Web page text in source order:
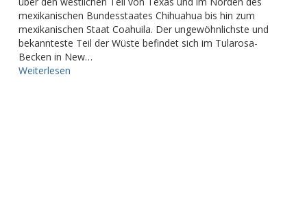
mexikanischen Bundesstaates Chihuahua bis hin zum
mexikanischen Staat Coahuila. Der ungewöhnlichste und
bekannteste Teil der Wüste befindet sich im Tularosa-
Becken in New…
Weiterlesen